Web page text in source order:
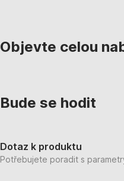
Objevte celou
Bude se hodit
Dotaz k produktu
Potřebujete poradit s